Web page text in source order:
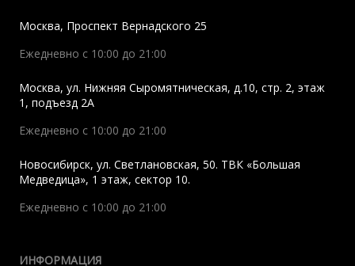
Москва, Проспект Вернадского 25
Ежедневно с 10:00 до 21:00
Москва, ул. Нижняя Сыромятническая, д.10, стр. 2, этаж
1, подъезд 2A
Ежедневно с 10:00 до 21:00
Новосибирск, ул. Светлановская, 50. ТВК «Большая
Медведица», 1 этаж, сектор 10.
Ежедневно с 10:00 до 21:00
ИНФОРМАЦИЯ